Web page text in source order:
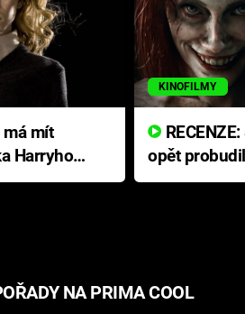
mít
Harryho
KINOFILMY
opět
přichází s
NA PRIMA COOL